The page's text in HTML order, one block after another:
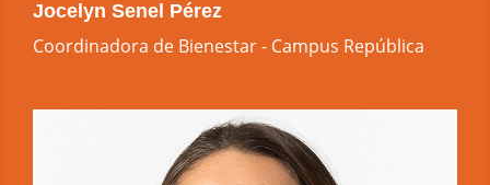
Jocelyn Senel Pérez
Coordinadora de Bienestar - Campus República